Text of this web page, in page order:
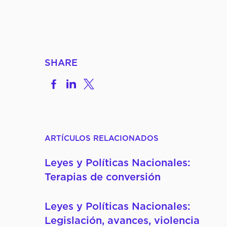
Noticias y Artículos
Declaraciones
Reportes y Documentos
SHARE
ShareShareShare
ARTÍCULOS RELACIONADOS
Leyes y Políticas Nacionales:
Terapias de conversión
Leyes y Políticas Nacionales:
Legislación, avances, violencia